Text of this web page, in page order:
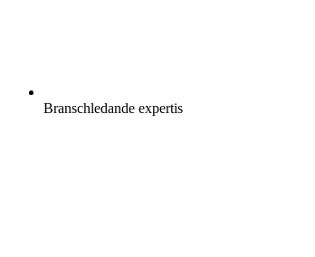
Branschledande expertis